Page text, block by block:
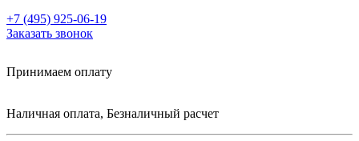
+7 (495) 925-06-19
Заказать звонок
Принимаем оплату
Наличная оплата, Безналичный расчет